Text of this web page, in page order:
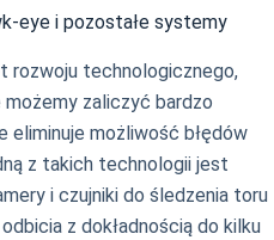
eye i pozostałe systemy
rozwoju technologicznego,
zaliczyć bardzo
eliminuje możliwość błędów
z takich technologii jest
i czujniki do śledzenia toru
z dokładnością do kilku